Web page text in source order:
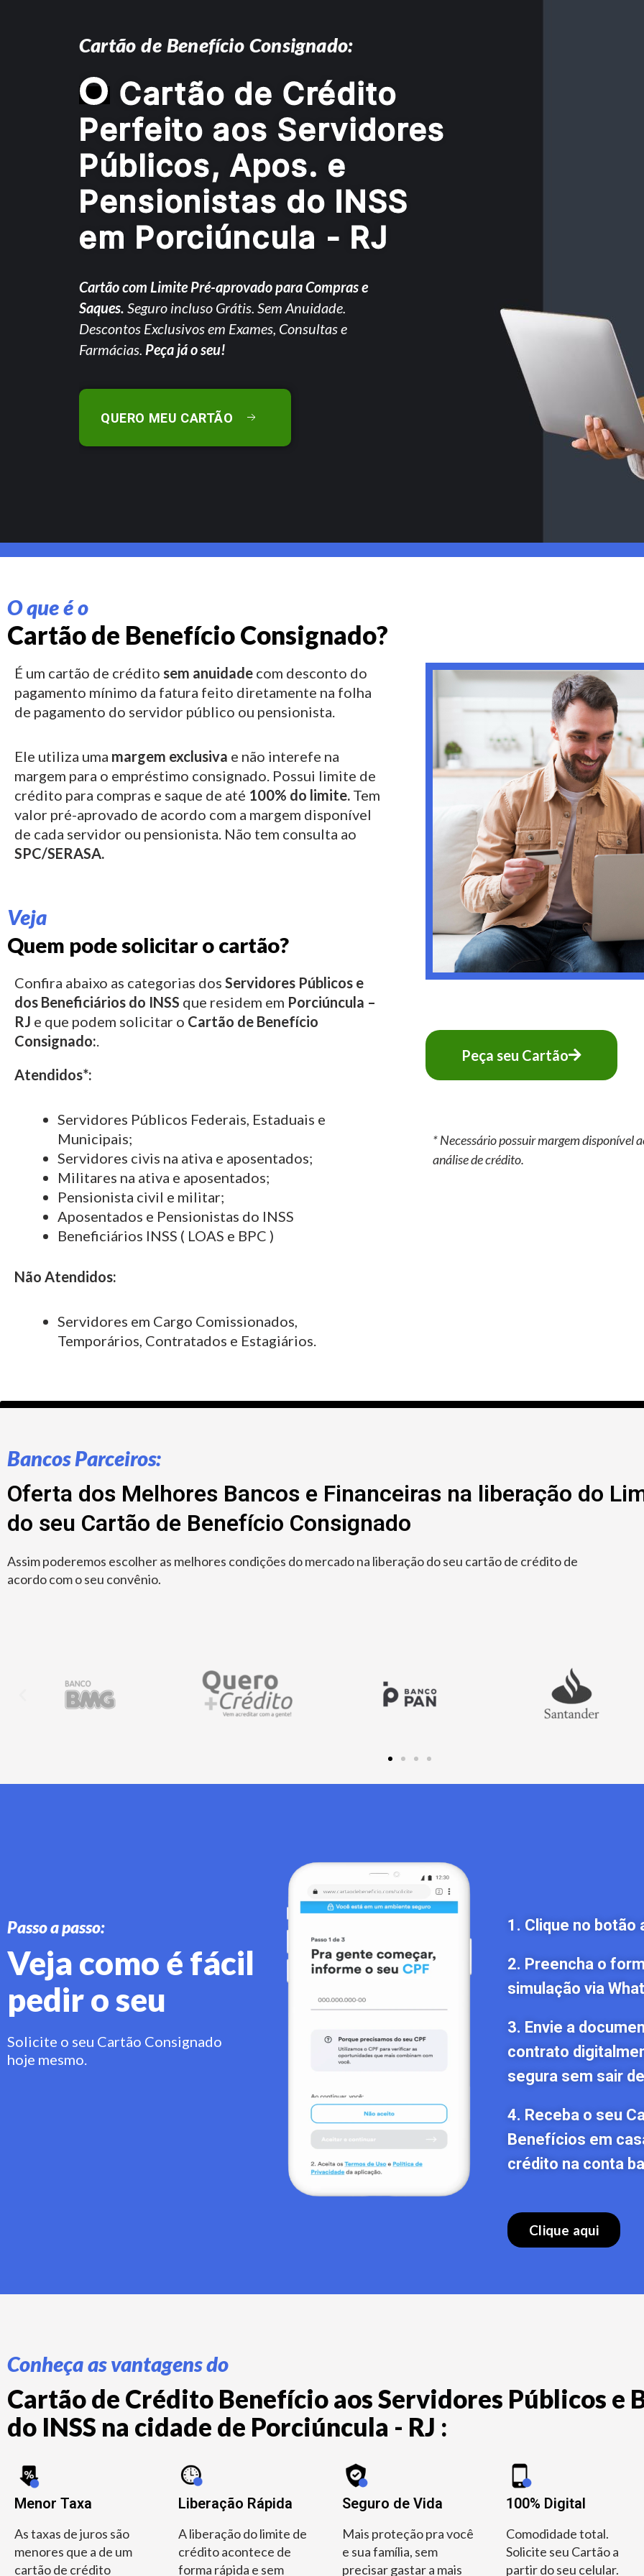
Cartão de Benefício Consignado:
O Cartão de Crédito
Perfeito aos Servidores
Públicos, Apos. e
Pensionistas do INSS
em Porciúncula - RJ
Cartão com Limite Pré-aprovado para Compras e
Saques. Seguro incluso Grátis. Sem Anuidade.
Descontos Exclusivos em Exames, Consultas e
Farmácias. Peça já o seu!
QUERO MEU CARTÃO
O que é o
Cartão de Benefício Consignado?
É um cartão de crédito sem anuidade com desconto do
pagamento mínimo da fatura feito diretamente na folha
de pagamento do servidor público ou pensionista.
Ele utiliza uma margem exclusiva e não interefe na
margem para o empréstimo consignado. Possui limite de
crédito para compras e saque de até 100% do limite. Tem
valor pré-aprovado de acordo com a margem disponível
de cada servidor ou pensionista. Não tem consulta ao
SPC/SERASA.
Veja
Quem pode solicitar o cartão?
Confira abaixo as categorias dos Servidores Públicos e
dos Beneficiários do INSS que residem em Porciúncula –
RJ e que podem solicitar o Cartão de Benefício
Consignado:.
Atendidos*:
Servidores Públicos Federais, Estaduais e
Municipais;
Servidores civis na ativa e aposentados;
Militares na ativa e aposentados;
Pensionista civil e militar;
Aposentados e Pensionistas do INSS
Beneficiários INSS ( LOAS e BPC )
Não Atendidos:
Servidores em Cargo Comissionados,
Temporários, Contratados e Estagiários.
Peça seu Cartão
* Necessário possuir margem disponível
análise de crédito.
Bancos Parceiros:
Oferta dos Melhores Bancos e Financeiras na liberação do
do seu Cartão de Benefício Consignado
Assim poderemos escolher as melhores condições do mercado na liberação do seu cartão de crédito de
acordo com o seu convênio.
Passo a passo:
Veja como é fácil
pedir o seu
Solicite o seu Cartão Consignado
hoje mesmo.
1. Clique no botão
2. Preencha o
simulação via
3. Envie a
contrato
segura sem sair
4. Receba o seu
Benefícios em
crédito na conta
Clique aqui
Conheça as vantagens do
Cartão de Crédito Benefício aos Servidores Públicos e
do INSS na cidade de Porciúncula - RJ :
Menor Taxa
As taxas de juros são
menores que a de um
cartão de crédito
Liberação Rápida
A liberação do limite de
crédito acontece de
forma rápida e sem
Seguro de Vida
Mais proteção pra você
e sua família, sem
precisar gastar a mais
100% Digital
Comodidade total.
Solicite seu Cartão a
partir do seu celular.